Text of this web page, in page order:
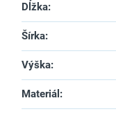
Dĺžka:
Šírka:
Výška:
Materiál :